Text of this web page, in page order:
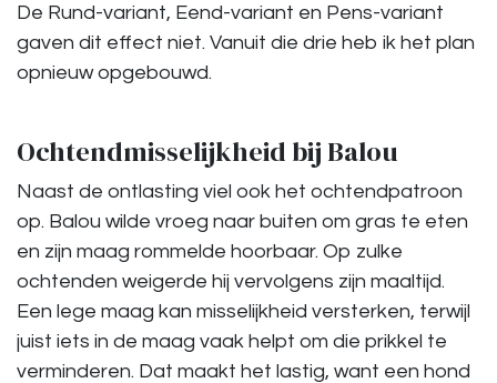
De Rund-variant, Eend-variant en Pens-variant
gaven dit effect niet. Vanuit die drie heb ik het plan
opnieuw opgebouwd.
Ochtendmisselijkheid bij Balou
Naast de ontlasting viel ook het ochtendpatroon
op. Balou wilde vroeg naar buiten om gras te eten
en zijn maag rommelde hoorbaar. Op zulke
ochtenden weigerde hij vervolgens zijn maaltijd.
Een lege maag kan misselijkheid versterken, terwijl
juist iets in de maag vaak helpt om die prikkel te
verminderen. Dat maakt het lastig, want een hond